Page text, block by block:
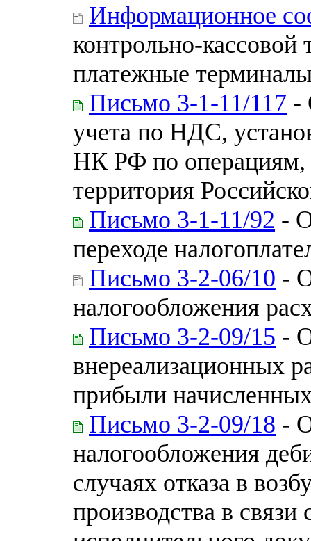
Информационное
контрольно-
платежные
Письмо 3-1-11/117 -
учета по НДС,
НК РФ по операциям,
территория
Письмо 3-1-11/92 -
переходе
Письмо 3-2-06/10 -
налогообложения
Письмо 3-2-09/15 -
внереализационных
прибыли
Письмо 3-2-09/18 -
налогообложения
случаях отказа в
производства в